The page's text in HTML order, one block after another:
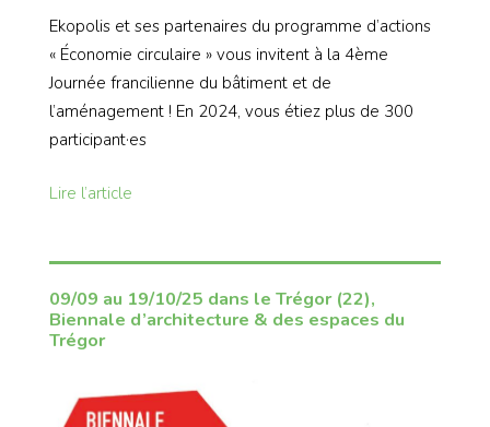
Ekopolis et ses partenaires du programme d’actions
« Économie circulaire » vous invitent à la 4ème
Journée francilienne du bâtiment et de
l’aménagement ! En 2024, vous étiez plus de 300
participant·es
Lire l’article
09/09 au 19/10/25 dans le Trégor (22),
Biennale d’architecture & des espaces du
Trégor